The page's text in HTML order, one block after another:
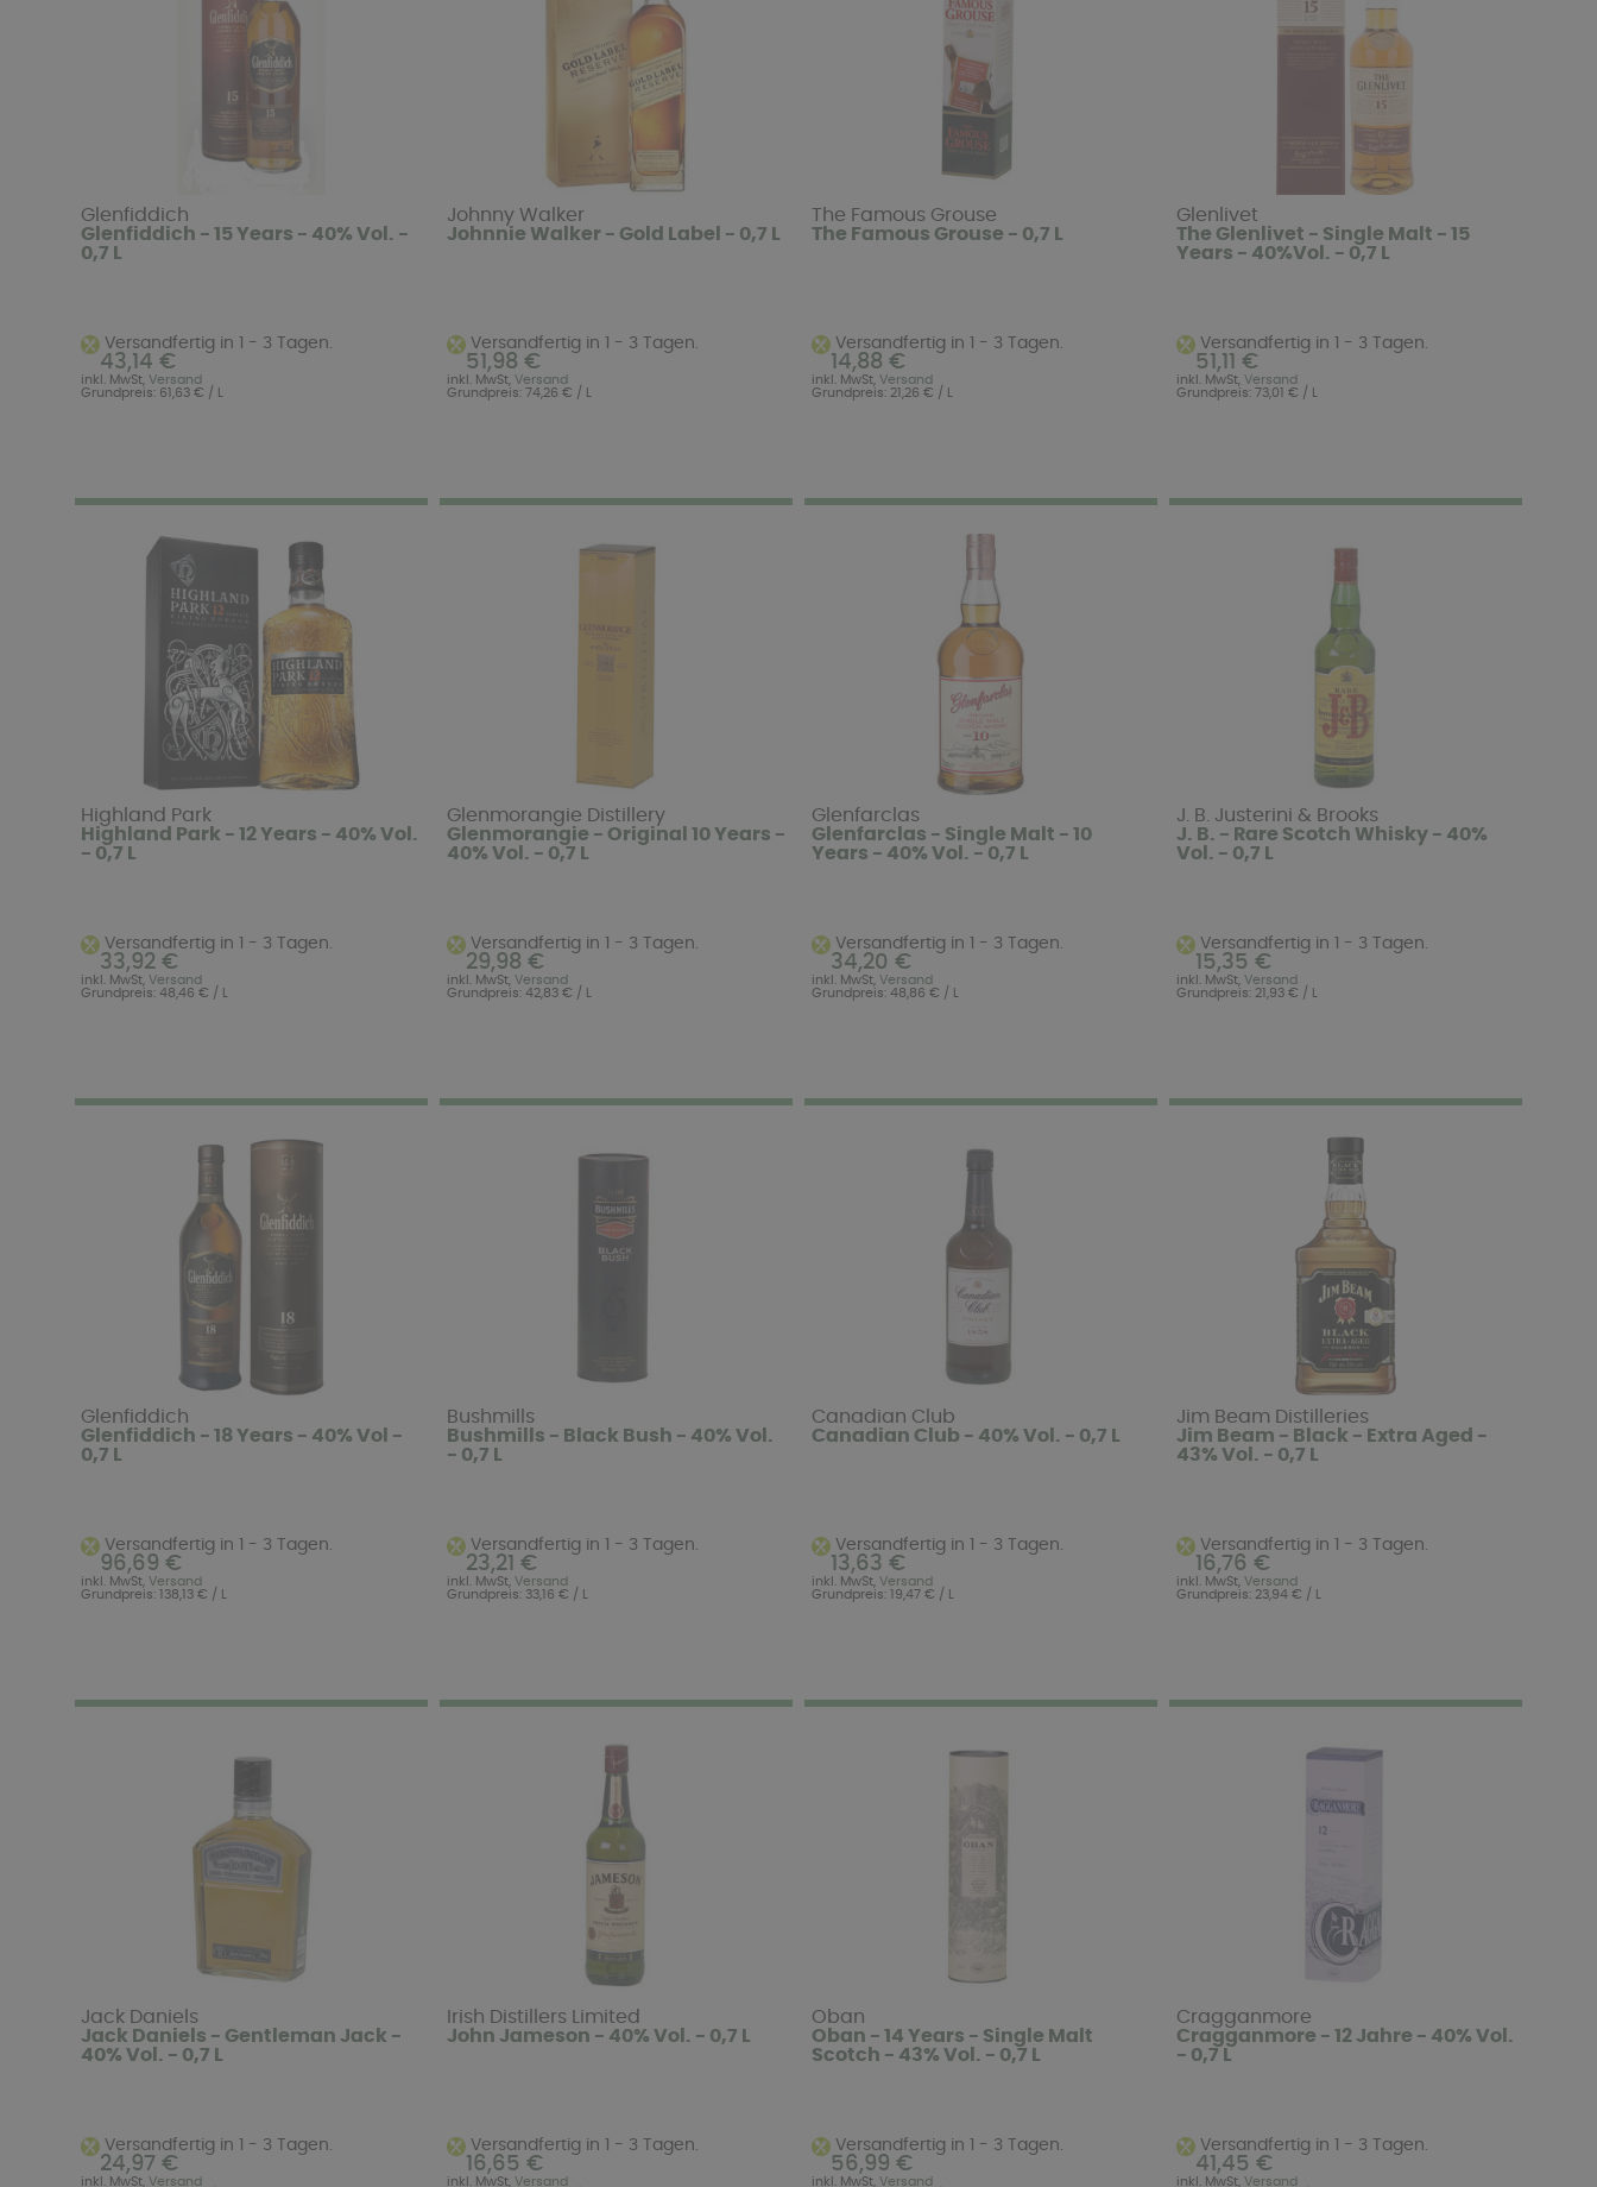
Glenfiddich
Glenfiddich - 15 Years - 40% Vol. -
0,7 L
Versandfertig in 1 - 3 Tagen.
43,14 €
inkl. MwSt,Versand
Grundpreis: 61,63 € / L
Johnny Walker
Johnnie Walker - Gold Label - 0,7 L
Versandfertig in 1 - 3 Tagen.
51,98 €
inkl. MwSt, Versand
Grundpreis: 74,26 € / L
The Famous Grouse
The Famous Grouse - 0,7 L
Versandfertig in 1 - 3 Tagen.
14,88 €
inkl. MwSt, Versand
Grundpreis: 21,26 € / L
Glenlivet
The Glenlivet - Single Malt - 15
Years - 40%Vol. - 0,7 L
Versandfertig in 1 - 3 Tagen.
51,11 €
inkl. MwSt, Versand
Grundpreis: 73,01 € / L
Highland Park
Highland Park - 12 Years - 40% Vol.
- 0,7 L
Versandfertig in 1 - 3 Tagen.
33,92 €
inkl. MwSt,Versand
Grundpreis: 48,46 € / L
Glenmorangie Distillery
Glenmorangie - Original 10 Years -
40% Vol. - 0,7 L
Versandfertig in 1 - 3 Tagen.
29,98 €
inkl. MwSt, Versand
Grundpreis: 42,83 € / L
Glenfarclas
Glenfarclas - Single Malt - 10
Years - 40% Vol. - 0,7 L
Versandfertig in 1 - 3 Tagen.
34,20 €
inkl. MwSt, Versand
Grundpreis: 48,86 € / L
J. B. Justerini & Brooks
J. B. - Rare Scotch Whisky - 40%
Vol. - 0,7 L
Versandfertig in 1 - 3 Tagen.
15,35 €
inkl. MwSt, Versand
Grundpreis: 21,93 € / L
Glenfiddich
Glenfiddich - 18 Years - 40% Vol -
0,7 L
Versandfertig in 1 - 3 Tagen.
96,69 €
inkl. MwSt,Versand
Grundpreis: 138,13 € / L
Bushmills
Bushmills - Black Bush - 40% Vol.
- 0,7 L
Versandfertig in 1 - 3 Tagen.
23,21 €
inkl. MwSt, Versand
Grundpreis: 33,16 € / L
Canadian Club
Canadian Club - 40% Vol. - 0,7 L
Versandfertig in 1 - 3 Tagen.
13,63 €
inkl. MwSt, Versand
Grundpreis: 19,47 € / L
Jim Beam Distilleries
Jim Beam - Black - Extra Aged -
43% Vol. - 0,7 L
Versandfertig in 1 - 3 Tagen.
16,76 €
inkl. MwSt, Versand
Grundpreis: 23,94 € / L
Jack Daniels
Jack Daniels - Gentleman Jack -
40% Vol. - 0,7 L
Versandfertig in 1 - 3 Tagen.
24,97 €
inkl. MwSt,Versand
Irish Distillers Limited
John Jameson - 40% Vol. - 0,7 L
Versandfertig in 1 - 3 Tagen.
16,65 €
inkl. MwSt, Versand
Oban
Oban - 14 Years - Single Malt
Scotch - 43% Vol. - 0,7 L
Versandfertig in 1 - 3 Tagen.
56,99 €
inkl. MwSt, Versand
Cragganmore
Cragganmore - 12 Jahre - 40% Vol.
- 0,7 L
Versandfertig in 1 - 3 Tagen.
41,45 €
inkl. MwSt, Versand